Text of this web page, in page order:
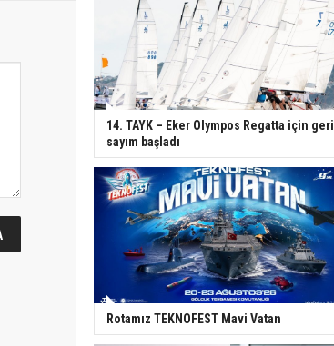
14. TAYK – Eker Olympos Regatta için geri
sayım başladı
Rotamız TEKNOFEST Mavi Vatan